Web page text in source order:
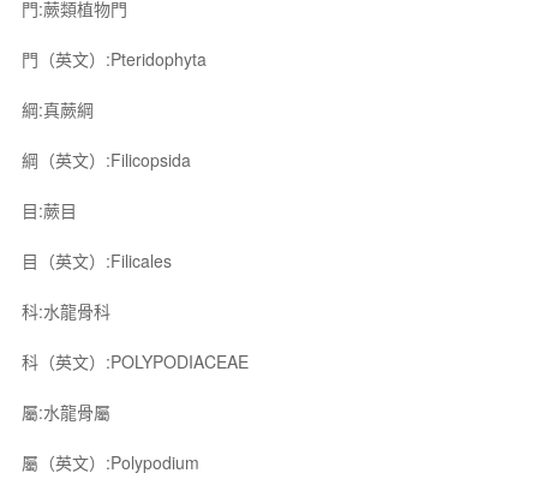
門:蕨類植物門
門（英文）:Pteridophyta
綱:真蕨綱
綱（英文）:Filicopsida
目:蕨目
目（英文）:Filicales
科:水龍骨科
科（英文）:POLYPODIACEAE
屬:水龍骨屬
屬（英文）:Polypodium